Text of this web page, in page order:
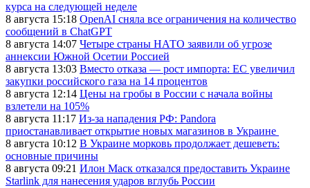
курса на следующей неделе
8 августа 15:18 OpenAI сняла все ограничения на количество
сообщений в ChatGPT
8 августа 14:07 Четыре страны НАТО заявили об угрозе
аннексии Южной Осетии Россией
8 августа 13:03 Вместо отказа — рост импорта: ЕС увеличил
закупки российского газа на 14 процентов
8 августа 12:14 Цены на гробы в России с начала войны
взлетели на 105%
8 августа 11:17 Из-за нападения РФ: Pandora
приостанавливает открытие новых магазинов в Украине
8 августа 10:12 В Украине морковь продолжает дешеветь:
основные причины
8 августа 09:21 Илон Маск отказался предоставить Украине
Starlink для нанесения ударов вглубь России